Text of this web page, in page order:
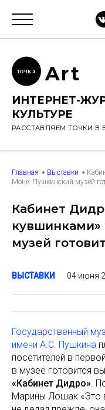
ТОЧК А Art
ИНТЕРНЕТ-
КУЛЬТУРЕ
РАССТАВЛЯЕМ ТОЧКИ В
Главная Выставки
Моне: Пушкинский музей
Кабинет
музей
ВЫСТАВКИ 04 июня
Государственный
имени А.С. Пушкина
посетителей в
в музее готовится
«Кабинет Дидро».
Марины Лошак «Это